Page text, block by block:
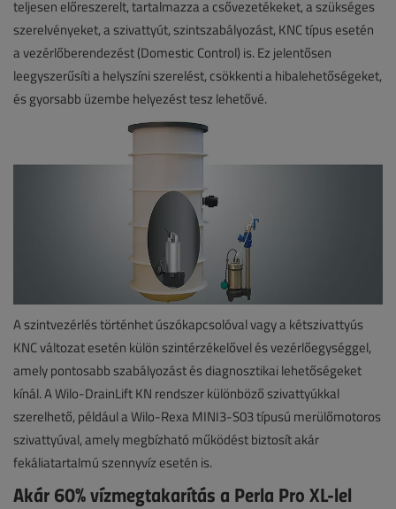
teljesen előreszerelt, tartalmazza a csővezetékeket, a szükséges
szerelvényeket, a szivattyút, szintszabályozást, KNC típus esetén
a vezérlőberendezést (Domestic Control) is. Ez jelentősen
leegyszerűsíti a helyszíni szerelést, csökkenti a hibalehetőségeket,
és gyorsabb üzembe helyezést tesz lehetővé.
A szintvezérlés történhet úszókapcsolóval vagy a kétszivattyús
KNC változat esetén külön szintérzékelővel és vezérlőegységgel,
amely pontosabb szabályozást és diagnosztikai lehetőségeket
kínál. A Wilo-DrainLift KN rendszer különböző szivattyúkkal
szerelhető, például a Wilo-Rexa MINI3-S03 típusú merülőmotoros
szivattyúval, amely megbízható működést biztosít akár
fekáliatartalmú szennyvíz esetén is.
Akár 60% vízmegtakarítás a Perla Pro XL-lel